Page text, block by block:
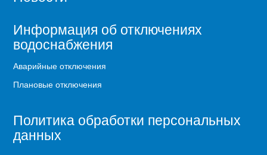
Информация об отключениях
водоснабжения
Аварийные отключения
Плановые отключения
Политика обработки персональных
данных